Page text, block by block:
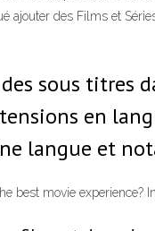
ajouter des Films et
sous titres
en
langue et
best movie experience?